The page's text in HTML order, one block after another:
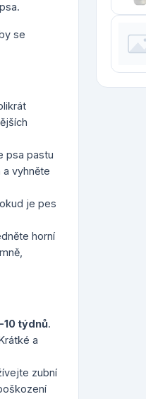
se
psa pastu
vyhněte
je pes
horní
10 týdnů.
a
zubní